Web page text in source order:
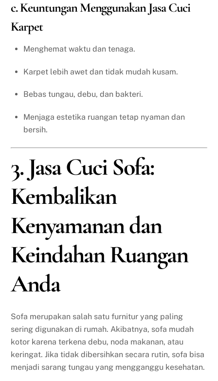
c. Keuntungan Menggunakan Jasa Cuci
Karpet
Menghemat waktu dan tenaga.
Karpet lebih awet dan tidak mudah kusam.
Bebas tungau, debu, dan bakteri.
Menjaga estetika ruangan tetap nyaman dan
bersih.
3. Jasa Cuci Sofa:
Kembalikan
Kenyamanan dan
Keindahan Ruangan
Anda
Sofa merupakan salah satu furnitur yang paling
sering digunakan di rumah. Akibatnya, sofa mudah
kotor karena terkena debu, noda makanan, atau
keringat. Jika tidak dibersihkan secara rutin, sofa bisa
menjadi sarang tungau yang mengganggu kesehatan.